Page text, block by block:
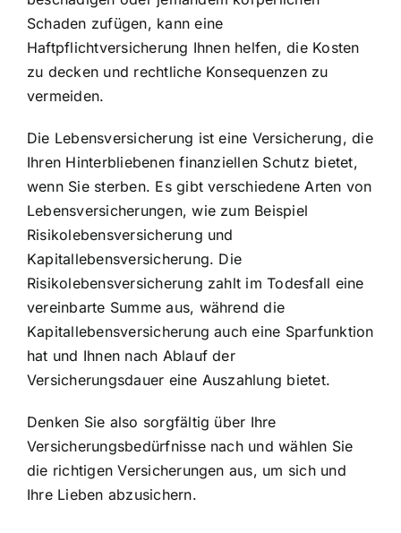
Schaden zufügen, kann eine
Haftpflichtversicherung Ihnen helfen, die Kosten
zu decken und rechtliche Konsequenzen zu
vermeiden.
Die Lebensversicherung ist eine Versicherung, die
Ihren Hinterbliebenen finanziellen Schutz bietet,
wenn Sie sterben. Es gibt verschiedene Arten von
Lebensversicherungen, wie zum Beispiel
Risikolebensversicherung und
Kapitallebensversicherung. Die
Risikolebensversicherung zahlt im Todesfall eine
vereinbarte Summe aus, während die
Kapitallebensversicherung auch eine Sparfunktion
hat und Ihnen nach Ablauf der
Versicherungsdauer eine Auszahlung bietet.
Denken Sie also sorgfältig über Ihre
Versicherungsbedürfnisse nach und wählen Sie
die richtigen Versicherungen aus, um sich und
Ihre Lieben abzusichern.